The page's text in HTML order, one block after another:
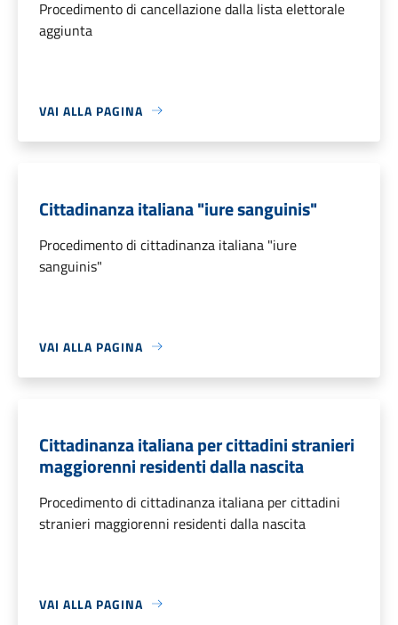
Procedimento di cancellazione dalla lista elettorale
aggiunta
VAI ALLA PAGINA
Cittadinanza italiana "iure sanguinis"
Procedimento di cittadinanza italiana "iure
sanguinis"
VAI ALLA PAGINA
Cittadinanza italiana per cittadini stranieri
maggiorenni residenti dalla nascita
Procedimento di cittadinanza italiana per cittadini
stranieri maggiorenni residenti dalla nascita
VAI ALLA PAGINA